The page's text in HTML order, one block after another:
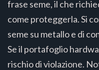
frase seme, il che
come proteggerla. Si
seme su metallo e di
Se il portafoglio
rischio di violazione.